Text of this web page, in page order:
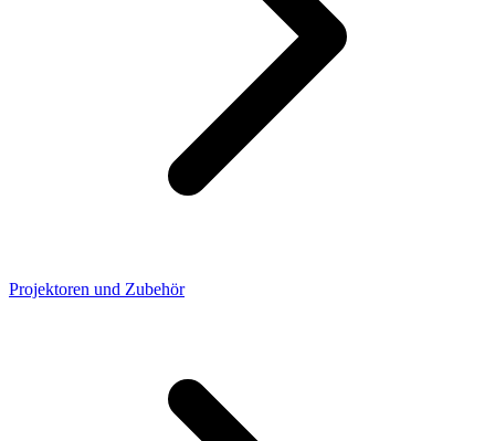
Projektoren und Zubehör